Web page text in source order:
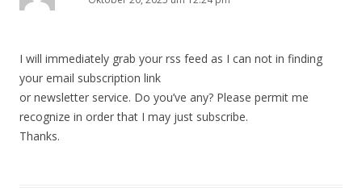
I will immediately grab your rss feed as I can not in finding
your email subscription link
or newsletter service. Do you’ve any? Please permit me
recognize in order that I may just subscribe.
Thanks.